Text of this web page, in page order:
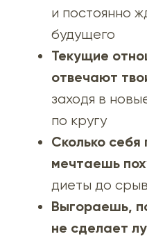
и постоянно
будущего
Текущие
отвечают
заходя в
по кругу
Сколько
мечтаешь
диеты до
Выгораешь,
не сделает